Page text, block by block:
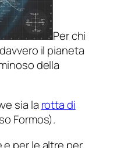
Per chi
il pianeta
della
sia la rotta di
Formos).